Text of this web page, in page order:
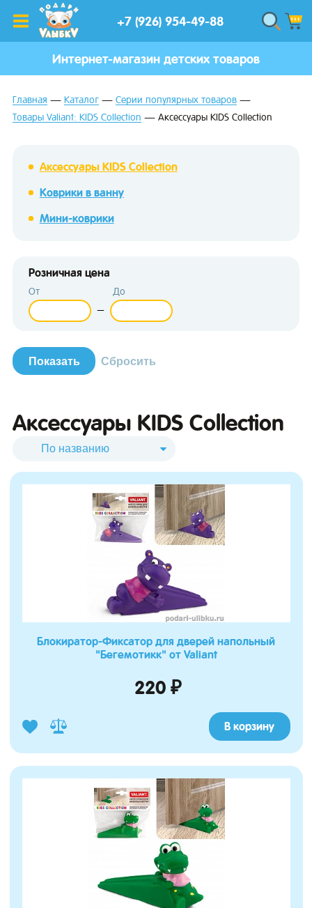
+7 (926) 954-49-88
Интернет-магазин детских товаров
Главная Каталог
Серии популярных товаров
Товары Valiant: KIDS Collection
Аксессуары KIDS Collection
Аксессуары KIDS Collection
Коврики в ванну
Мини-коврики
Розничная цена
От
—
До
Аксессуары KIDS Collection
Блокиратор-Фиксатор для дверей напольный
"Бегемотикк" от Valiant
220 ₽
В корзину